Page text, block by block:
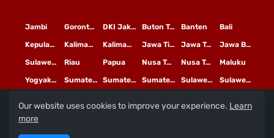
Bali
Banten
Buton Tengah
DKI Jakarta
Gorontalo
Jambi
Jawa Barat
Jawa Tengah
Jawa Timur
Kalimantan Tengah
Kalimantan Timur
Kepulauan Riau
Maluku
Nusa Tenggara Barat
Nusa Tenggara Timur
Papua
Riau
Sulawesi Selatan
Sulawesi Tengah
Sulawesi Utara
Sumatera Barat
Sumatera Selatan
Sumatera Utara
Yogyakarta
Copyright© 2020 PTLiputan Kini Mediatama
Redaksi Pedoman Media Siber
Our website uses cookies to improve your experience. Learn
more